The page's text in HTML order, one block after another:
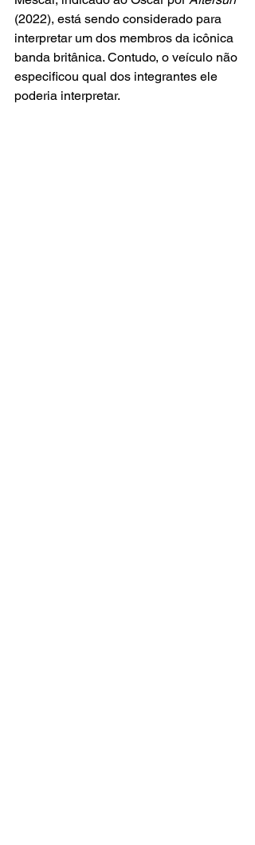
(2022), está sendo considerado para
interpretar um dos membros da icônica
banda britânica. Contudo, o veículo não
especificou qual dos integrantes ele
poderia interpretar.